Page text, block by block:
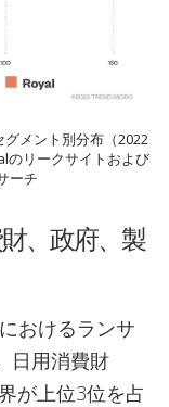
メント別分布（2022
のリークサイトおよび
ーチ
、政府、製
おけるランサ
日用消費財
が上位3位を占